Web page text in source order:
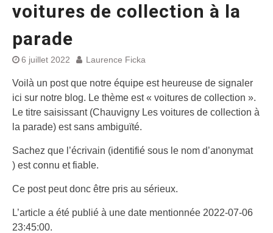
voitures de collection à la
parade
6 juillet 2022 Laurence Ficka
Voilà un post que notre équipe est heureuse de signaler
ici sur notre blog. Le thème est « voitures de collection ».
Le titre saisissant (Chauvigny Les voitures de collection à
la parade) est sans ambiguïté.
Sachez que l’écrivain (identifié sous le nom d’anonymat
) est connu et fiable.
Ce post peut donc être pris au sérieux.
L’article a été publié à une date mentionnée 2022-07-06
23:45:00.